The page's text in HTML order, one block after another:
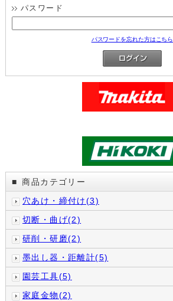
パスワード
パスワードを忘れた方はこちら
■
商品カテゴリー
穴あけ・締付け(3)
切断・曲げ(2)
研削・研磨(2)
墨出し器・距離計(5)
園芸工具(5)
家庭金物(2)